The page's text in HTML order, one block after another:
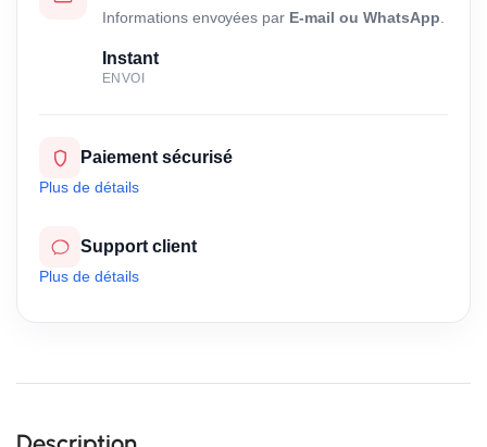
Informations envoyées par E-mail ou WhatsApp
Instant
ENVOI
Paiement sécurisé
Plus de détails
Support client
Plus de détails
Cadeaux
points à chaque